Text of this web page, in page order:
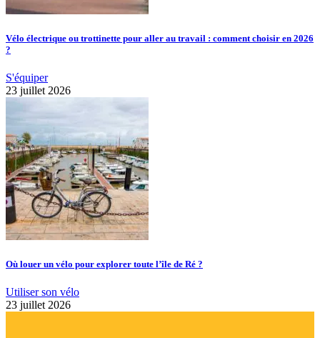
Vélo électrique ou trottinette pour aller au travail : comment choisir en 2026
?
S'équiper
23 juillet 2026
Où louer un vélo pour explorer toute l’île de Ré ?
Utiliser son vélo
23 juillet 2026